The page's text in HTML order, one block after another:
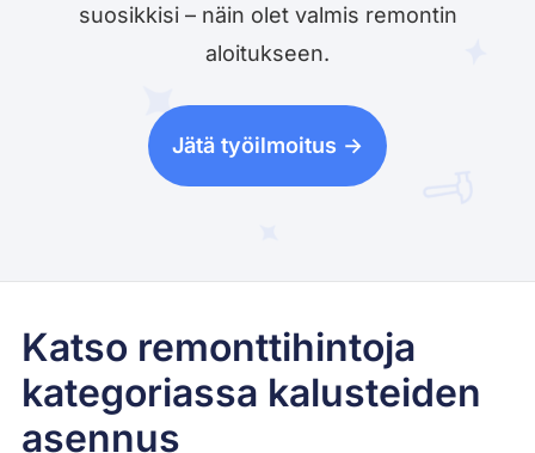
suosikkisi – näin olet valmis remontin
aloitukseen.
Jätä työilmoitus ->
Katso remonttihintoja
kategoriassa kalusteiden
asennus